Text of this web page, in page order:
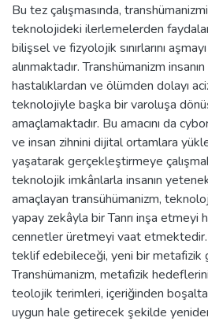
Bu tez çalışmasında,
teknolojideki ilerlemelerden
bilişsel ve fizyolojik sınırlarını
alınmaktadır. Transhümanizm
hastalıklardan ve ölümden dolayı
teknolojiyle başka bir varoluşa
amaçlamaktadır. Bu amacını da
ve insan zihnini dijital ortamlara
yaşatarak gerçekleştirmeye
teknolojik imkânlarla insanın
amaçlayan transühümanizm,
yapay zekâyla bir Tanrı inşa
cennetler üretmeyi vaat
teklif edebileceği, yeni bir metafizik
Transhümanizm, metafizik
teolojik terimleri, içeriğinden
uygun hale getirecek şekilde